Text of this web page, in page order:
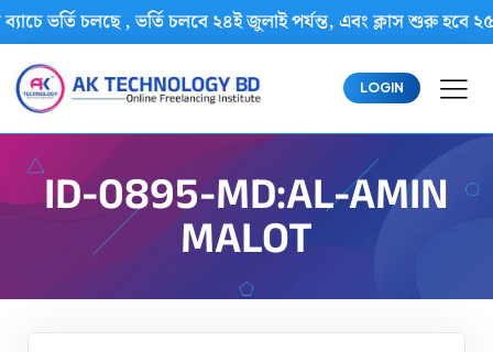
ভর্তি চলছে , ভর্তি চলবে ২৪ই জুলাই পর্যন্ত, এবং ক্লাস শুরু
LOGIN
ID-0895-MD:AL-AMIN
MALOT